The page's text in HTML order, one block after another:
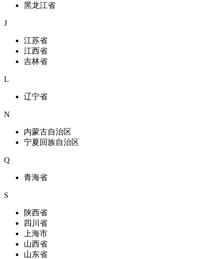
黑龙江省
J
江苏省
江西省
吉林省
L
辽宁省
N
内蒙古自治区
宁夏回族自治区
Q
青海省
S
陕西省
四川省
上海市
山西省
山东省